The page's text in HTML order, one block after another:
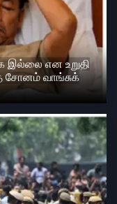
இல்லை என உறுதி
சோனம் வாங்சுக்